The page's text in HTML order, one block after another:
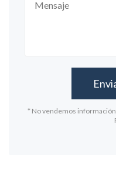
* No vendemos